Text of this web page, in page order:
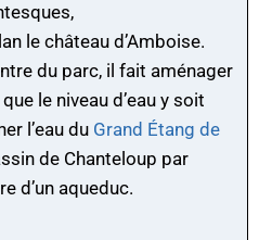
le château d’Amboise.
du parc, il fait aménager
le niveau d’eau y soit
l’eau du Grand Étang de
de Chanteloup par
d’un aqueduc.